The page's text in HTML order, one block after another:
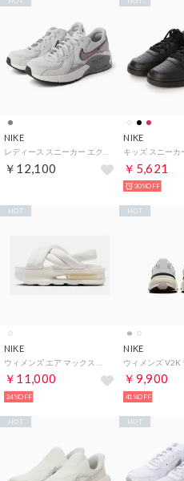
NIKE
￥12,100
NIKE
￥5,621
30%OFF
NIKE
￥11,000
HOT
24%OFF
NIKE
￥9,900
HOT
41%OFF
HOT HOT